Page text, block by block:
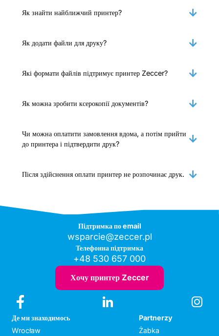
Як знайти найближчий принтер?
Як додати файли для друку?
Які формати файлів підтримує принтер Zeccer?
Як можна зробити ксерокопії документів?
Чи можна оплатити замовлення вдома, а потім прийти
до принтера і підтвердити друк?
Після здійснення оплати принтер не розпочинає друк.
Підтримка по email
wsparcie@zeccer.pl
Телефонна підтримка
+48 530 657 000
Хочу принтер Zeccer
Де ми знаходимось
Wrocław
Partnerzy
Żabka